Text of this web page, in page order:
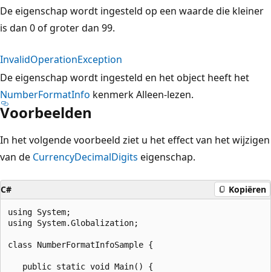
De eigenschap wordt ingesteld op een waarde die kleiner
is dan 0 of groter dan 99.
InvalidOperationException
De eigenschap wordt ingesteld en het object heeft het
NumberFormatInfo kenmerk Alleen-lezen.
Voorbeelden
In het volgende voorbeeld ziet u het effect van het wijzigen
van de CurrencyDecimalDigits eigenschap.
C# Kopiëren
using System;
using System.Globalization;
class NumberFormatInfoSample {
   public static void Main() {